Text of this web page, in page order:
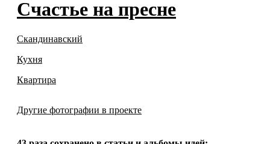
Счастье на пресне
Скандинавский
Кухня
Квартира
Другие фотографии в проекте